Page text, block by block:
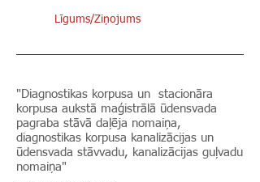
Līgums/Ziņojums
"Diagnostikas korpusa un stacionāra
korpusa aukstā maģistrālā ūdensvada
pagraba stāvā daļēja nomaiņa,
diagnostikas korpusa kanalizācijas un
ūdensvada stāvvadu, kanalizācijas guļvadu
nomaiņa"